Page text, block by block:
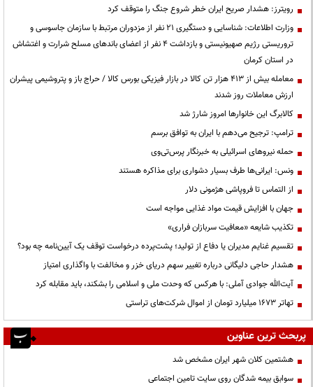
رویترز: هشدار صریح ایران خطر شروع جنگ را متوقف کرد
وزارت اطلاعات: شناسایی و دستگیری ۲۱ نفر از مزدوران مرتبط با سازمان جاسوسی و
تروریستی رژیم صهیونیستی و بازداشت ۴ نفر از اعضای باندهای مسلح شرارت و اغتشاش
در استان کرمان
معامله بیش از ۴۱۳ هزار تن کالا در بازار فیزیکی بورس کالا / حراج باز و پتروشیمی پیشران
ارزش معاملات روز شدند
کالابرگ این خانوارها امروز شارژ شد
ترامپ: ترجیح می‌دهم با ایران به توافق برسم
حمله نیروهای اسرائیلی به خبرنگار پرس‌تی‌وی
ونس: ایرانی‌ها طرف بسیار دشواری برای مذاکره هستند
از التماس تا فروپاشی هژمونی دلار
جهان با افزایش قیمت مواد غذایی مواجه است
تکذیب شایعه «معافیت سربازان فراری»
تقسیم غنایم مدیران یا دفاع از تولید؛ پشت‌پرده درخواست توقف یک آیین‌نامه چه بود؟
هشدار حاجی دلیگانی درباره تغییر سهم دریای خزر و مخالفت با واگذاری امتیاز
آیت‌الله جوادی آملی: با هرکس که وحدت ملی و اسلامی را بشکند، باید مقابله کرد
تهاتر ۱۶۷۳ میلیارد تومان از اموال شرکت‌های تراستی
پربحث ترین عناوین
هشتمین کلان شهر ایران مشخص شد
سوابق بیمه شدگان روی سایت تامین اجتماعی